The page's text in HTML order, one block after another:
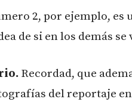
2, por ejemplo, es
de si en los demás
Recordad, que
del reportaje